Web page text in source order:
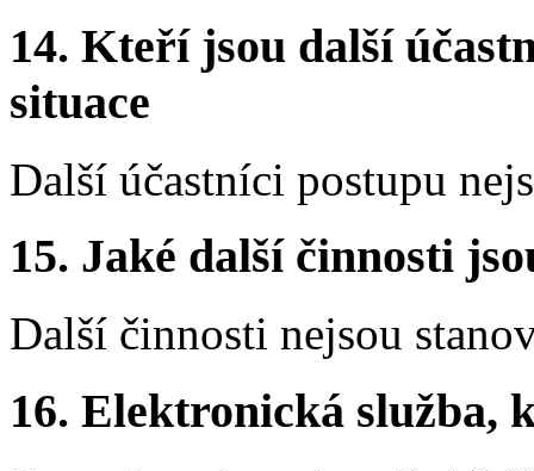
14. Kteří jsou další
situace
Další účastníci postupu
15. Jaké další činnosti
Další činnosti nejsou
16. Elektronická služba,